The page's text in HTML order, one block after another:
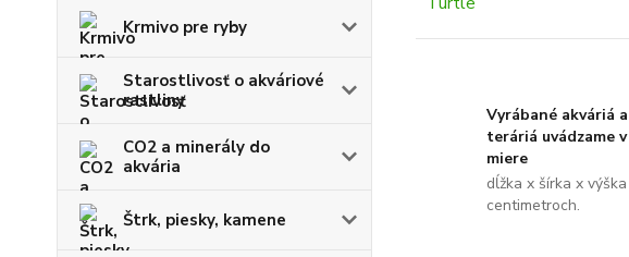
Krmivo pre ryby
Starostlivosť o akváriové
rastliny
CO2 a minerály do
akvária
Štrk, piesky, kamene
Vyrábané akváriá a
teráriá uvádzame v
miere
dĺžka x šírka x
centimetroch.